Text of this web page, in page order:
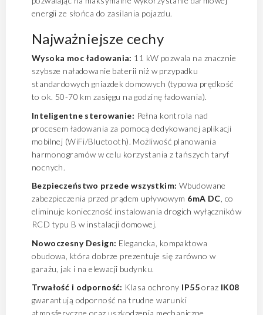
energii ze słońca do zasilania pojazdu.
Najważniejsze cechy
Wysoka moc ładowania: 11 kW pozwala na znacznie
szybsze naładowanie baterii niż w przypadku
standardowych gniazdek domowych (typowa prędkość
to ok. 50-70 km zasięgu na godzinę ładowania).
Inteligentne sterowanie: Pełna kontrola nad
procesem ładowania za pomocą dedykowanej aplikacji
mobilnej (WiFi/Bluetooth). Możliwość planowania
harmonogramów w celu korzystania z tańszych taryf
nocnych.
Bezpieczeństwo przede wszystkim: Wbudowane
zabezpieczenia przed prądem upływowym 6mA DC , co
eliminuje konieczność instalowania drogich wyłączników
RCD typu B w instalacji domowej.
Nowoczesny Design: Elegancka, kompaktowa
obudowa, która dobrze prezentuje się zarówno w
garażu, jak i na elewacji budynku.
Trwałość i odporność: Klasa ochrony IP55oraz IK08
gwarantują odporność na trudne warunki
atmosferyczne oraz uszkodzenia mechaniczne.